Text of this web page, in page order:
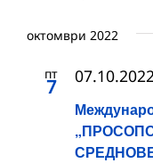
октомври 2022
пт
7